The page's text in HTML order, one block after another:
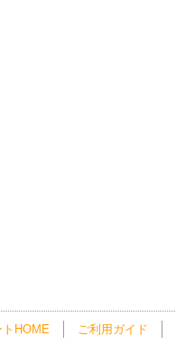
HOME ご利用ガイド